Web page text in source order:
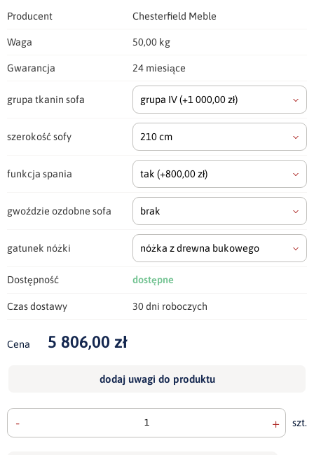
Producent Chesterfield Meble
Waga 50,00 kg
Gwarancja 24 miesiące
grupa tkanin sofa grupa IV(+1 000,00 zł)
szerokość sofy 210 cm
funkcja spania tak (+800,00 zł)
gwoździe ozdobne sofa brak
gatunek nóżki nóżka z drewna bukowego
Dostępność dostępne
Czas dostawy 30 dni roboczych
Cena 5 806,00 zł
dodaj uwagi do produktu
- + szt.